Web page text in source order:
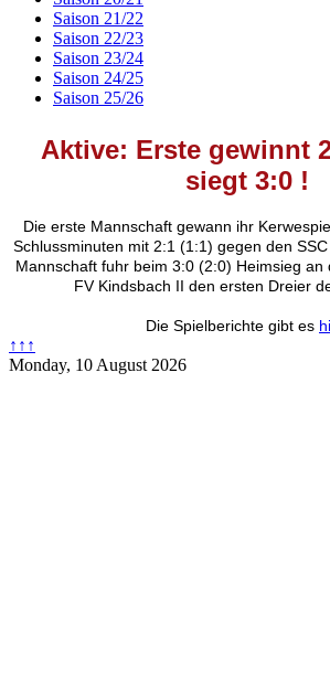
Saison 21/22
Saison 22/23
Saison 23/24
Saison 24/25
Saison 25/26
Aktive: Erste gewinnt
siegt 3:0 !
Die erste Mannschaft gewann ihr
Schlussminuten mit 2:1 (1:1) gegen den
Mannschaft fuhr beim 3:0 (2:0) Heimsieg an
FV Kindsbach II den ersten Dreier
Die Spielberichte gibt es
↑↑↑
Monday, 10 August 2026